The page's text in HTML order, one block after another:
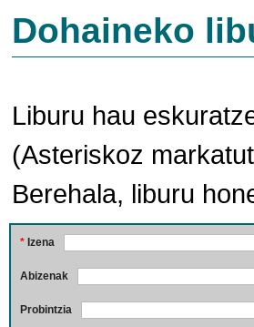
Dohaineko
Liburu hau
(Asteriskoz
Berehala, liburu
* Izena
Abizenak
Probintzia